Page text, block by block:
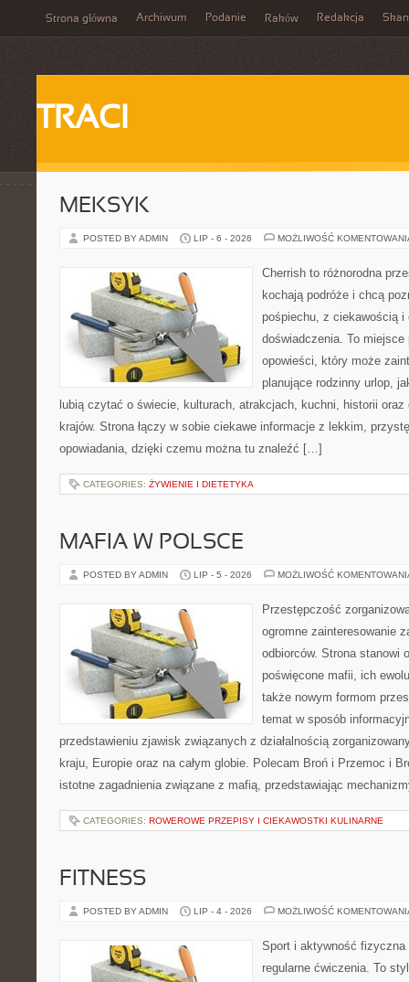
Strona główna Archiwum Podanie Raków Redakcja
TRACI
MEKSYK
POSTED BY ADMIN LIP - 6 - 2026 MOŻLIWOŚĆ
Cherrish to różnorodna
kochają podróże i chcą
pośpiechu, z ciekawością i
doświadczenia. To miejsce
opowieści, który może
planujące rodzinny urlop,
lubią czytać o świecie, kulturach, atrakcjach, kuchni, historii
krajów. Strona łączy w sobie ciekawe informacje z lekkim,
opowiadania, dzięki czemu można tu znaleźć […]
CATEGORIES: ŻYWIENIE I DIETETYKA
MAFIA W POLSCE
POSTED BY ADMIN LIP - 5 - 2026 MOŻLIWOŚĆ
Przestępczość
ogromne zainteresowanie
odbiorców. Strona stanowi
poświęcone mafii, ich
także nowym formom
temat w sposób
przedstawieniu zjawisk związanych z działalnością
kraju, Europie oraz na całym globie. Polecam Broń i Przemoc i
istotne zagadnienia związane z mafią, przedstawiając
CATEGORIES: ROWEROWE PRZEPISY I CIEKAWOSTKI KULINARNE
FITNESS
POSTED BY ADMIN LIP - 4 - 2026 MOŻLIWOŚĆ
Sport i aktywność
regularne ćwiczenia. To